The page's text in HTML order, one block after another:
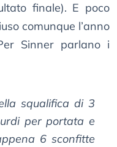
finale). E poco
comunque l’anno
Sinner parlano i
squalifica di 3
per portata e
6 sconfitte